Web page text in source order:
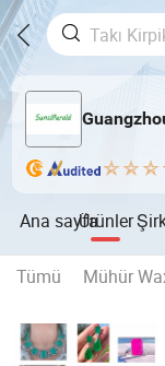
Ana sayfaÜrünler
Tümü Mühür